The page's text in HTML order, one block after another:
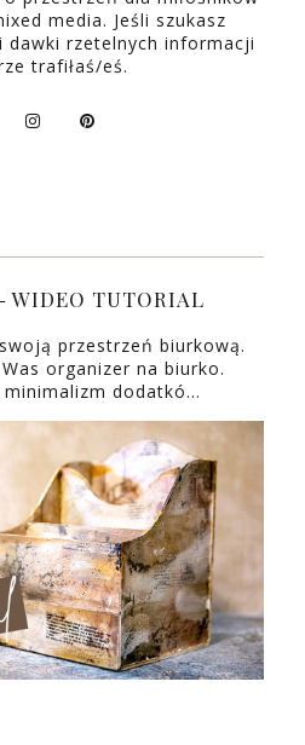
media. Jeśli szukasz
rzetelnych informacji
trafiłaś/eś.
WIDEO TUTORIAL
przestrzeń biurkową.
organizer na biurko.
minimalizm dodatkó…